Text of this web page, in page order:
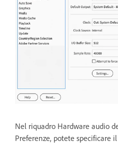
Nel riquadro Hardware audio
Preferenze, potete specificare